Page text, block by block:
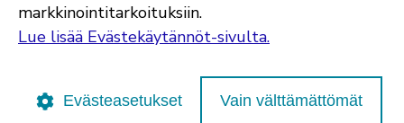
markkinointitarkoituksiin.
Lue lisää Evästekäytännöt-sivulta.
Evästeasetukset Vain välttämättömät